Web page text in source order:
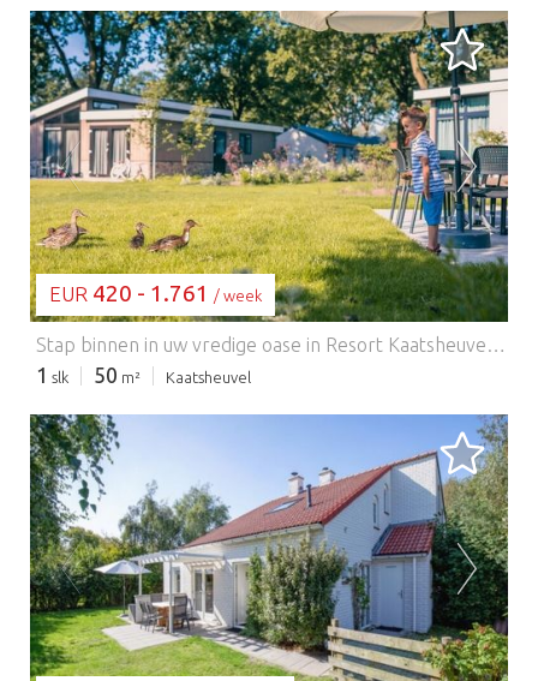
BEZIG MET LADEN...
EUR 420 - 1.761 / week
Stap binnen in uw vredige oase in Resort Kaatsheuvel, een charmant, huisdiervriendelijk toevluchtsoord op slechts 2 km van het iconische pretpark De Efteling. Dit vrijstaande chalet met één verdieping biedt een lichte woonkamer met een flatscreen-tv en een volledig uitgeruste open keuken met een magnetron, vaatwasser en koel-vriescombinatie. Met twee flexibele slaapkamers en een stijlvolle badkamer is het perfect voor gezinnen, stellen of vrienden die samen reizen. Buiten kunt u genieten van een maaltijd in de buitenlucht op uw eigen terras of ontspannen in de zonnige tuin – uw eigen oase van rust. Het resort beschikt over een binnen- en buitenzwembad (seizoensgebonden) voor een snelle verfrissing. Neem uw trouwe viervoeter mee! Op slechts enkele minuten afstand ligt het prachtige Nationaal Park Loonse en Drunense Duinen, met uitgestrekte open vlaktes, zandduinen en schaduwrijke bospaden, ideaal voor hondenwandelingen en picknicks. In de omgeving worden ook lokale evenementen voor huisdieren georganiseerd, zoals "Pootjes in het Park" en hondvriendelijke buitenmarkten gedurende de warmere maanden. Of het nu gaat om stokken apporteren of meedoen aan een cafétocht met uw huisdier, Kaatsheuvel zorgt ervoor dat uw huisdier zich onderdeel van het avontuur voelt. Ontdek het gezellige centrum van Kaatsheuvel met zijn mix van huisdiervriendelijke terrassen en lokale favorieten zoals Grillroom Tres Tapas en Brasserie De Molen. Of u nu op zoek bent naar gezinsplezier, een avontuur in de buitenlucht of een ontspannen moment met uw hond, dit chalet is een gastvrije uitvalsbasis in Noord-Brabant. EuroParcs kan voor aankomst een borgsom vragen voor gasten die in een vakantiehuis verblijven. Na vertrek wordt de accommodatie geïnspecteerd en wordt de borg binnen circa drie weken terugbetaald, mits er geen schade, ontbrekende spullen of overlast is geconstateerd. Indien nodig kunnen er extra kosten in rekening worden gebracht. Gasten worden vriendelijk verzocht de huisregels te respecteren en andere gasten te respecteren om een vlotte terugbetaling te garanderen. Houd er rekening mee dat tijdens grote evenementen en festivals een hogere borgsom kan worden gevraagd.
1 slk 50 m² Kaatsheuvel
BEZIG MET LADEN...